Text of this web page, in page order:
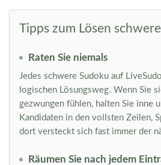
Tipps zum Lösen
Raten Sie niemals
Jedes schwere Sudoku auf
logischen Lösungsweg. Wenn Sie
gezwungen fühlen, halten Sie inne
Kandidaten in den vollsten Zeilen,
dort versteckt sich fast immer der
Räumen Sie nach jedem